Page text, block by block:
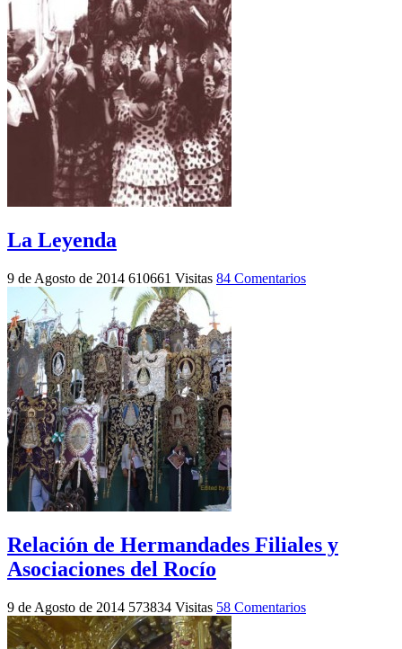
La Leyenda
9 de Agosto de 2014 610661 Visitas 84 Comentarios
Relación de Hermandades Filiales y
Asociaciones del Rocío
9 de Agosto de 2014 573834 Visitas 58 Comentarios